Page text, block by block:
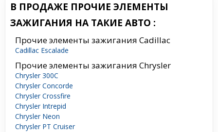
В ПРОДАЖЕ ПРОЧИЕ ЭЛЕМЕНТЫ
ЗАЖИГАНИЯ НА ТАКИЕ АВТО :
Прочие элементы зажигания Cadillac
Cadillac Escalade
Прочие элементы зажигания Chrysler
Chrysler 300C
Chrysler Concorde
Chrysler Crossfire
Chrysler Intrepid
Chrysler Neon
Chrysler PT Cruiser